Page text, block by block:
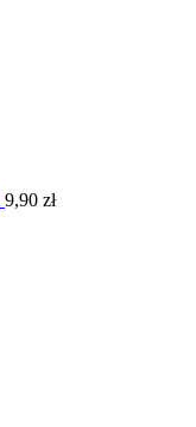
9,90 zł